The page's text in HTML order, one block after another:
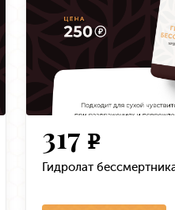
317 e
Гидролат